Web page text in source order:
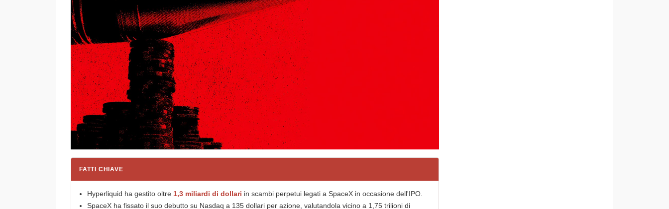
FATTI CHIAVE
Hyperliquid ha gestito oltre 1,3 miliardi di dollari in scambi perpetui legati a SpaceX in occasione dell'IPO.
SpaceX ha fissato il suo debutto su Nasdaq a 135 dollari per azione, valutandola vicino a 1,75 trilioni di